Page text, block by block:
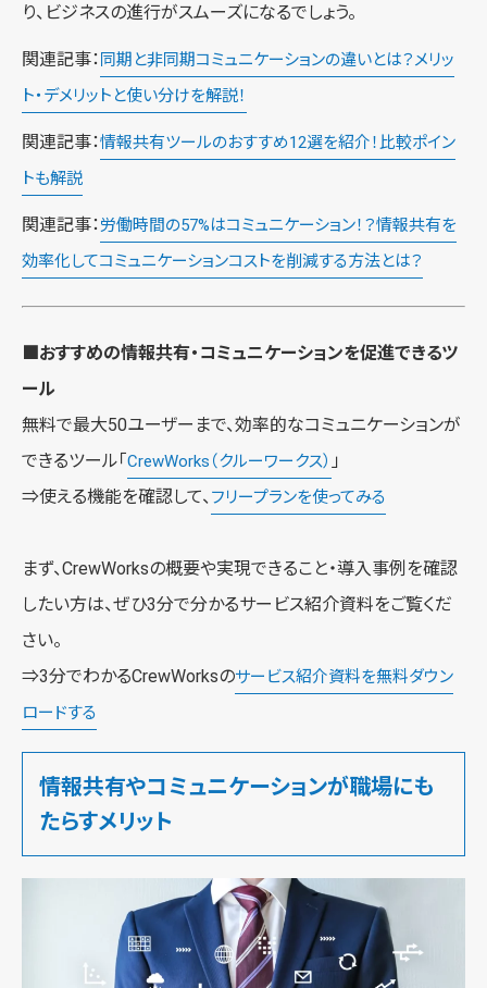
り、ビジネスの進行がスムーズになるでしょう。
関連記事： 同期と非同期コミュニケーションの違いとは？メリッ
ト・デメリットと使い分けを解説！
関連記事：情報共有ツールのおすすめ12選を紹介！比較ポイン
トも解説
関連記事： 労働時間の57%はコミュニケーション！？情報共有を
効率化してコミュニケーションコストを削減する方法とは？
■おすすめの情報共有・コミュニケーションを促進できるツ
ール
無料で最大50ユーザーまで、効率的なコミュニケーションが
できるツール「CrewWorks（クルーワークス） 」
⇒使える機能を確認して、フリープランを使ってみる
まず、CrewWorksの概要や実現できること・導入事例を確認
したい方は、ぜひ3分で分かるサービス紹介資料をご覧くだ
さい。
⇒3分でわかるCrewWorksのサービス紹介資料を無料ダウン
ロードする
情報共有やコミュニケーションが職場にも
たらすメリット